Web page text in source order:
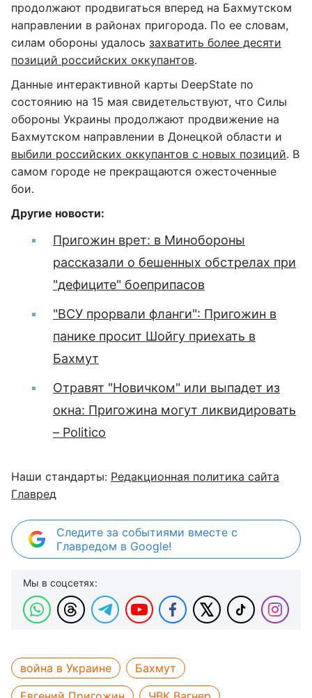
продолжают продвигаться вперед на Бахмутском
направлении в районах пригорода. По ее словам,
силам обороны удалось захватить более десяти
позиций российских оккупантов.
Данные интерактивной карты DeepState по
состоянию на 15 мая свидетельствуют, что Силы
обороны Украины продолжают продвижение на
Бахмутском направлении в Донецкой области и
выбили российских оккупантов с новых позиций. В
самом городе не прекращаются ожесточенные
бои.
Другие новости:
Пригожин врет: в Минобороны
рассказали о бешенных обстрелах при
"дефиците" боеприпасов
"ВСУ прорвали фланги": Пригожин в
панике просит Шойгу приехать в
Бахмут
Отравят "Новичком" или выпадет из
окна: Пригожина могут ликвидировать
– Politico
Наши стандарты: Редакционная политика сайта
Главред
Следите за событиями вместе с
Главредом в Google!
Мы в соцсетях:
война в Украине
Бахмут